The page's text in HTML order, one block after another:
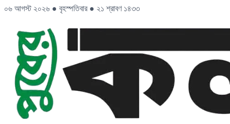
০৬ আগস্ট ২০২৬ ● বৃহস্পতিবার ● ২১ শ্রাবণ ১৪৩৩